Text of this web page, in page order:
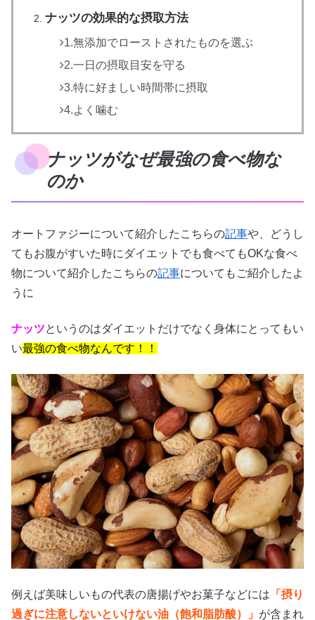
ナッツの効果的な摂取方法
1.無添加でローストされたものを選ぶ
2.一日の摂取目安を守る
3.特に好ましい時間帯に摂取
4.よく噛む
ナッツがなぜ最強の食べ物な
のか
オートファジーについて紹介したこちらの記事や、どうし
てもお腹がすいた時にダイエットでも食べてもOKな食べ
物について紹介したこちらの記事についてもご紹介したよ
うに
ナッツというのはダイエットだけでなく身体にとってもい
い最強の食べ物なんです！！
例えば美味しいもの代表の唐揚げやお菓子などには 「摂り
過ぎに注意しないといけない油（飽和脂肪酸）」 が含まれ